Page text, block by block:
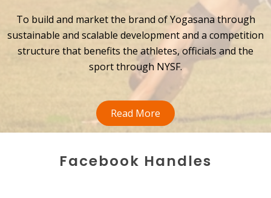
To build and market the brand of Yogasana through
sustainable and scalable development and a competition
structure that benefits the athletes, officials and the
sport through NYSF.
Read More
Facebook Handles